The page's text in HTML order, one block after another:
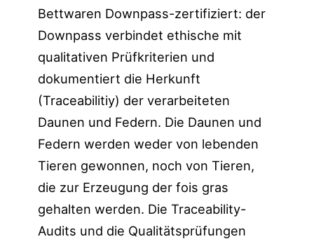
Bettwaren Downpass-zertifiziert: der
Downpass verbindet ethische mit
qualitativen Prüfkriterien und
dokumentiert die Herkunft
(Traceabilitiy) der verarbeiteten
Daunen und Federn. Die Daunen und
Federn werden weder von lebenden
Tieren gewonnen, noch von Tieren,
die zur Erzeugung der fois gras
gehalten werden. Die Traceability-
Audits und die Qualitätsprüfungen